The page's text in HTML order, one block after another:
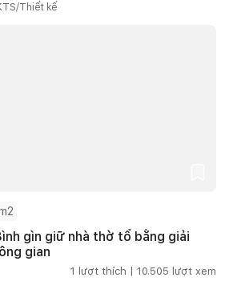
Thiết kế
gìn giữ nhà thờ tổ bằng giải
gian
1 lượt thích | 10.505 lượt xem